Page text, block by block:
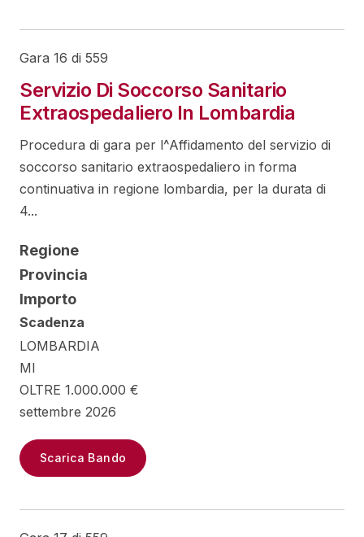
Gara 16 di 559
Servizio Di Soccorso Sanitario
Extraospedaliero In Lombardia
Procedura di gara per l^Affidamento del servizio di
soccorso sanitario extraospedaliero in forma
continuativa in regione lombardia, per la durata di
4...
Regione
Provincia
Importo
Scadenza
LOMBARDIA
MI
OLTRE 1.000.000 €
settembre 2026
Scarica Bando